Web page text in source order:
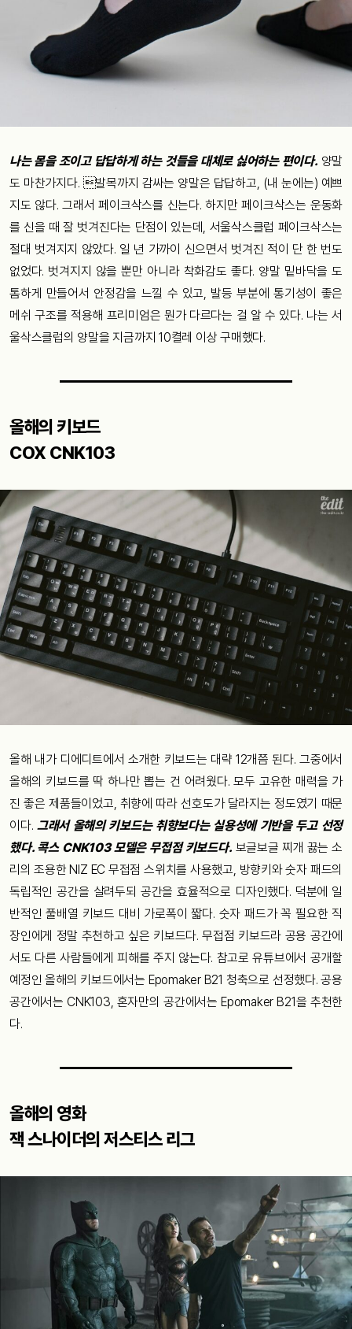
나는 몸을 조이고 답답하게 하는 것들을 대체로 싫어하는 편이다. 양말
도 마찬가지다. 발목까지 감싸는 양말은 답답하고, (내 눈에는) 예쁘
지도 않다. 그래서 페이크삭스를 신는다. 하지만 페이크삭스는 운동화
를 신을 때 잘 벗겨진다는 단점이 있는데, 서울삭스클럽 페이크삭스는
절대 벗겨지지 않았다. 일 년 가까이 신으면서 벗겨진 적이 단 한 번도
없었다. 벗겨지지 않을 뿐만 아니라 착화감도 좋다. 양말 밑바닥을 도
톰하게 만들어서 안정감을 느낄 수 있고, 발등 부분에 통기성이 좋은
메쉬 구조를 적용해 프리미엄은 뭔가 다르다는 걸 알 수 있다. 나는 서
울삭스클럽의 양말을 지금까지 10켤레 이상 구매했다.
올해의 키보드
COX CNK103
올해 내가 디에디트에서 소개한 키보드는 대략 12개쯤 된다. 그중에서
올해의 키보드를 딱 하나만 뽑는 건 어려웠다. 모두 고유한 매력을 가
진 좋은 제품들이었고, 취향에 따라 선호도가 달라지는 정도였기 때문
이다. 그래서 올해의 키보드는 취향보다는 실용성에 기반을 두고 선정
했다. 콕스 CNK103 모델은 무접점 키보드다. 보글보글 찌개 끓는 소
리의 조용한 NIZ EC 무접점 스위치를 사용했고, 방향키와 숫자 패드의
독립적인 공간을 살려두되 공간을 효율적으로 디자인했다. 덕분에 일
반적인 풀배열 키보드 대비 가로폭이 짧다. 숫자 패드가 꼭 필요한 직
장인에게 정말 추천하고 싶은 키보드다. 무접점 키보드라 공용 공간에
서도 다른 사람들에게 피해를 주지 않는다. 참고로 유튜브에서 공개할
예정인 올해의 키보드에서는 Epomaker B21 청축으로 선정했다. 공용
공간에서는 CNK103, 혼자만의 공간에서는 Epomaker B21을 추천한
다.
올해의 영화
잭 스나이더의 저스티스 리그